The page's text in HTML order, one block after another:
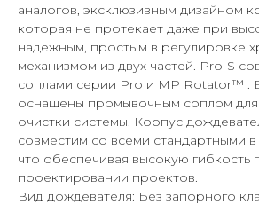
аналогов, эксклюзивным дизайном
которая не протекает даже при
надежным, простым в регулировке
механизмом из двух частей. Pro-S
соплами серии Pro и MP Rotator™ .
оснащены промывочным соплом
очистки системы. Корпус
совместим со всеми стандартными
что обеспечивая высокую гибкость
проектировании проектов.
Вид дождевателя: Без запорного